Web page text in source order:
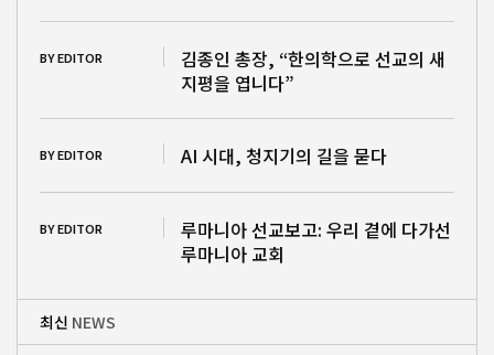
BY EDITOR
김종인 총장, “한의학으로 선교의 새
지평을 엽니다”
BY EDITOR AI 시대, 청지기의 길을 묻다
BY EDITOR
루마니아 선교보고: 우리 곁에 다가선
루마니아 교회
최신 NEWS